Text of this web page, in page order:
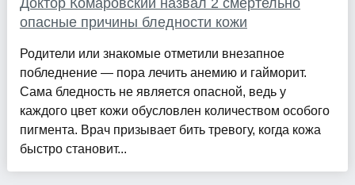
Доктор Комаровский назвал 2 смертельно
опасные причины бледности кожи
Родители или знакомые отметили внезапное
побледнение — пора лечить анемию и гайморит.
Сама бледность не является опасной, ведь у
каждого цвет кожи обусловлен количеством особого
пигмента. Врач призывает бить тревогу, когда кожа
быстро становит...